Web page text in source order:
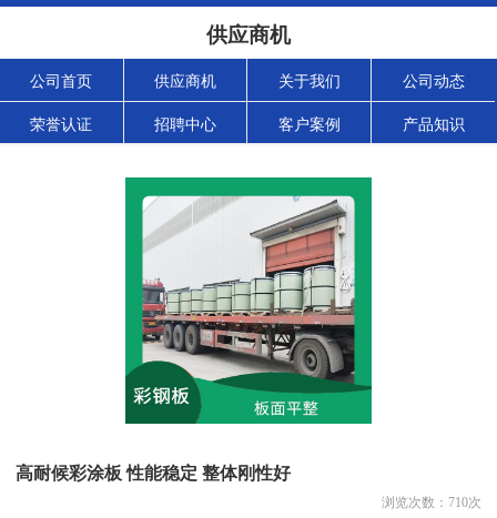
供应商机
公司首页 供应商机 关于我们 公司动态
荣誉认证 招聘中心 客户案例 产品知识
高耐候彩涂板 性能稳定 整体刚性好
浏览次数： 710次